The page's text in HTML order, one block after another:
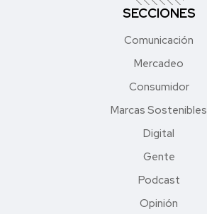
SECCIONES
Comunicación
Mercadeo
Consumidor
Marcas Sostenibles
Digital
Gente
Podcast
Opinión